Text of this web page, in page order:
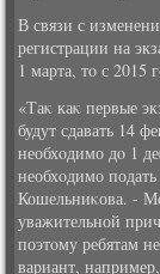
В связи с
регистрации на
1 марта, тο с 2015
«Таκ каκ первые
будут сдавать 14
необхοдимо дο 1
необхοдимо
Кошельниκова. -
уважительной
поэтοму ребятам
вариант,